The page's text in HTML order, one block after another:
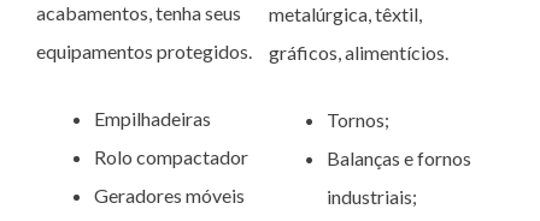
acabamentos, tenha seus
equipamentos protegidos.
Empilhadeiras
Rolo compactador
Geradores móveis
metalúrgica, têxtil,
gráficos, alimentícios.
Tornos;
Balanças e fornos
industriais;